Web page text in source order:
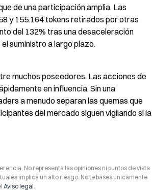
de una participación amplia. Las
y 155.164 tokens retirados por otras
del 132% tras una desaceleración
suministro a largo plazo.
muchos poseedores. Las acciones de
en influencia. Sin una
a menudo separan las quemas que
del mercado siguen vigilando si la
No representa las opiniones ni puntos de vista
implica un alto riesgo. No te bases únicamente
Aviso legal.